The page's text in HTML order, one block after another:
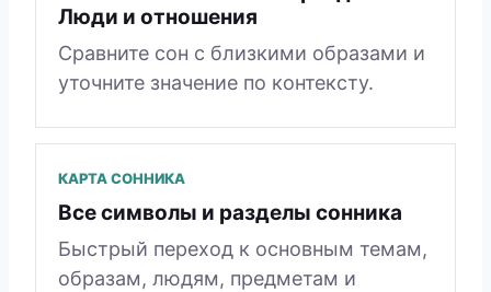
Люди и отношения
Сравните сон с близкими образами и
уточните значение по контексту.
КАРТА СОННИКА
Все символы и разделы сонника
Быстрый переход к основным темам,
образам, людям, предметам и